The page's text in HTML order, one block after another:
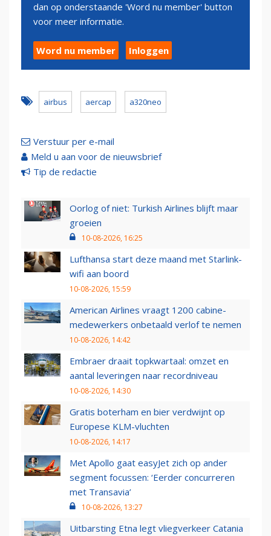
dan op onderstaande 'Word nu member' button
voor meer informatie.
Word nu member Inloggen
airbus aercap a320neo
Verstuur per e-mail
Meld u aan voor de nieuwsbrief
Tip de redactie
Oorlog of niet: Turkish Airlines blijft maar
groeien
10-08-2026, 16:25
Lufthansa start deze maand met Starlink-
wifi aan boord
10-08-2026, 15:59
American Airlines vraagt 1200 cabine-
medewerkers onbetaald verlof te nemen
10-08-2026, 14:42
Embraer draait topkwartaal: omzet en
aantal leveringen naar recordniveau
10-08-2026, 14:30
Gratis boterham en bier verdwijnt op
Europese KLM-vluchten
10-08-2026, 14:17
Met Apollo gaat easyJet zich op ander
segment focussen: ‘Eerder concurreren
met Transavia’
10-08-2026, 13:27
Uitbarsting Etna legt vliegverkeer Catania